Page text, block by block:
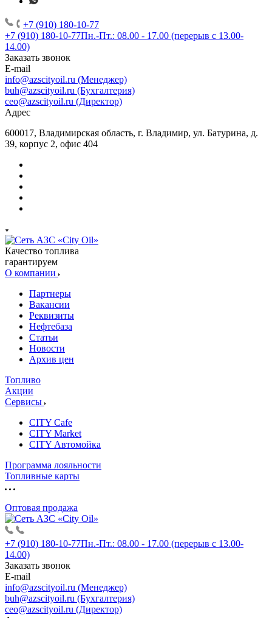
+7 (910) 180-10-77
+7 (910) 180-10-77Пн.-Пт.: 08.00 - 17.00 (перерыв с 13.00-
14.00)
Заказать звонок
E-mail
info@azscityoil.ru (Менеджер)
buh@azscityoil.ru (Бухгалтерия)
ceo@azscityoil.ru (Директор)
Адрес
600017, Владимирская область, г. Владимир, ул. Батурина, д.
39, корпус 2, офис 404
Качество топлива
гарантируем
О компании
Партнеры
Вакансии
Реквизиты
Нефтебаза
Статьи
Новости
Архив цен
Топливо
Акции
Сервисы
CITY Cafe
CITY Market
CITY Автомойка
Программа лояльности
Топливные карты
Оптовая продажа
+7 (910) 180-10-77Пн.-Пт.: 08.00 - 17.00 (перерыв с 13.00-
14.00)
Заказать звонок
E-mail
info@azscityoil.ru (Менеджер)
buh@azscityoil.ru (Бухгалтерия)
ceo@azscityoil.ru (Директор)